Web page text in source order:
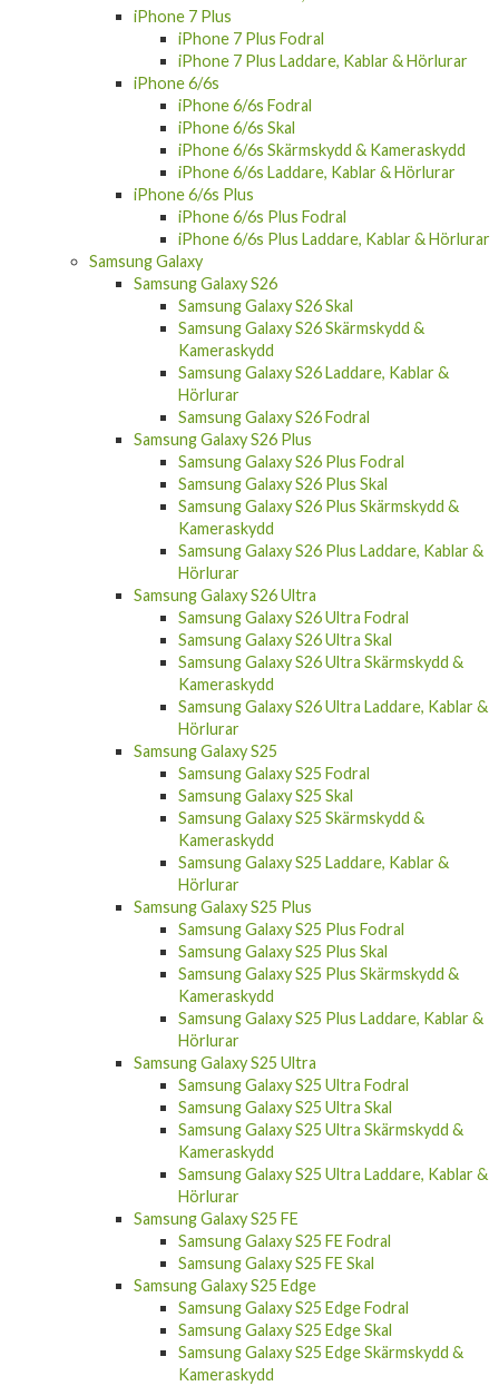
iPhone 7 Plus
iPhone 7 Plus Fodral
iPhone 7 Plus Laddare, Kablar & Hörlurar
iPhone 6/6s
iPhone 6/6s Fodral
iPhone 6/6s Skal
iPhone 6/6s Skärmskydd & Kameraskydd
iPhone 6/6s Laddare, Kablar & Hörlurar
iPhone 6/6s Plus
iPhone 6/6s Plus Fodral
iPhone 6/6s Plus Laddare, Kablar & Hörlurar
Samsung Galaxy
Samsung Galaxy S26
Samsung Galaxy S26 Skal
Samsung Galaxy S26 Skärmskydd &
Kameraskydd
Samsung Galaxy S26 Laddare, Kablar &
Hörlurar
Samsung Galaxy S26 Fodral
Samsung Galaxy S26 Plus
Samsung Galaxy S26 Plus Fodral
Samsung Galaxy S26 Plus Skal
Samsung Galaxy S26 Plus Skärmskydd &
Kameraskydd
Samsung Galaxy S26 Plus Laddare, Kablar &
Hörlurar
Samsung Galaxy S26 Ultra
Samsung Galaxy S26 Ultra Fodral
Samsung Galaxy S26 Ultra Skal
Samsung Galaxy S26 Ultra Skärmskydd &
Kameraskydd
Samsung Galaxy S26 Ultra Laddare, Kablar &
Hörlurar
Samsung Galaxy S25
Samsung Galaxy S25 Fodral
Samsung Galaxy S25 Skal
Samsung Galaxy S25 Skärmskydd &
Kameraskydd
Samsung Galaxy S25 Laddare, Kablar &
Hörlurar
Samsung Galaxy S25 Plus
Samsung Galaxy S25 Plus Fodral
Samsung Galaxy S25 Plus Skal
Samsung Galaxy S25 Plus Skärmskydd &
Kameraskydd
Samsung Galaxy S25 Plus Laddare, Kablar &
Hörlurar
Samsung Galaxy S25 Ultra
Samsung Galaxy S25 Ultra Fodral
Samsung Galaxy S25 Ultra Skal
Samsung Galaxy S25 Ultra Skärmskydd &
Kameraskydd
Samsung Galaxy S25 Ultra Laddare, Kablar &
Hörlurar
Samsung Galaxy S25 FE
Samsung Galaxy S25 FE Fodral
Samsung Galaxy S25 FE Skal
Samsung Galaxy S25 Edge
Samsung Galaxy S25 Edge Fodral
Samsung Galaxy S25 Edge Skal
Samsung Galaxy S25 Edge Skärmskydd &
Kameraskydd